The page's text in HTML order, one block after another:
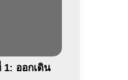
ออกเดิน